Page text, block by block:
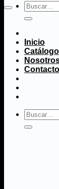
Buscar
por:
Inicio
Catálogo
Contacto
Buscar
por: